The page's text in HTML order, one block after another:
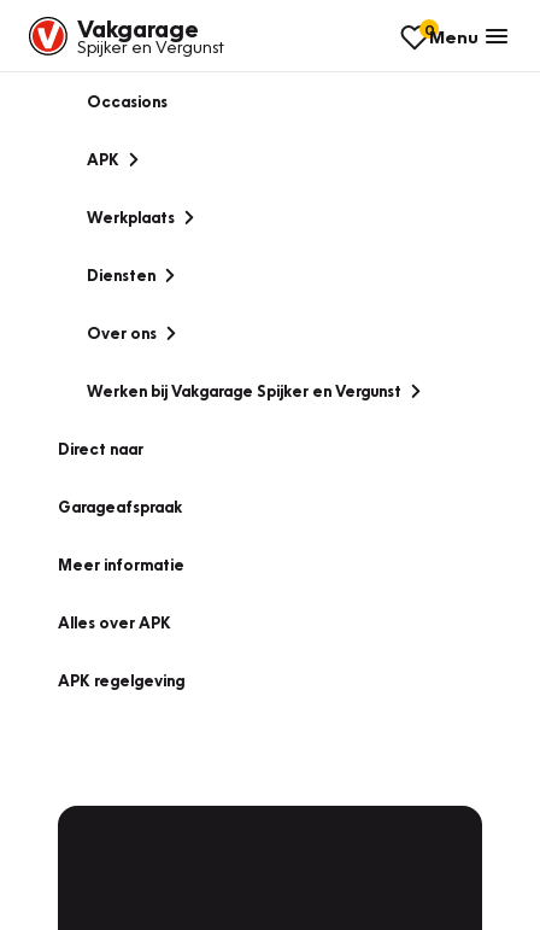
Vakgarage
Spijker en Vergunst
0Menu
Occasions
APK
Werkplaats
Diensten
Over ons
Werken bij Vakgarage Spijker en Vergunst
Direct naar
Garageafspraak
Meer informatie
Alles over APK
APK regelgeving